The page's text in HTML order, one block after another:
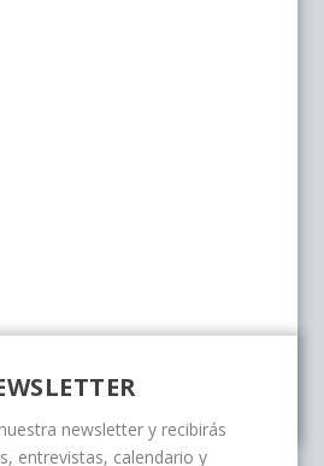
newsletter y recibirás
entrevistas, calendario y